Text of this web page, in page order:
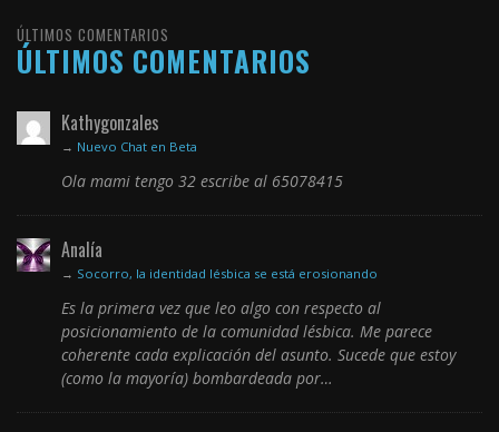
ÚLTIMOS COMENTARIOS
ÚLTIMOS COMENTARIOS
Kathygonzales
→ Nuevo Chat en Beta
Ola mami tengo 32 escribe al 65078415
Analía
→ Socorro, la identidad lésbica se está erosionando
Es la primera vez que leo algo con respecto al
posicionamiento de la comunidad lésbica. Me parece
coherente cada explicación del asunto. Sucede que estoy
(como la mayoría) bombardeada por…